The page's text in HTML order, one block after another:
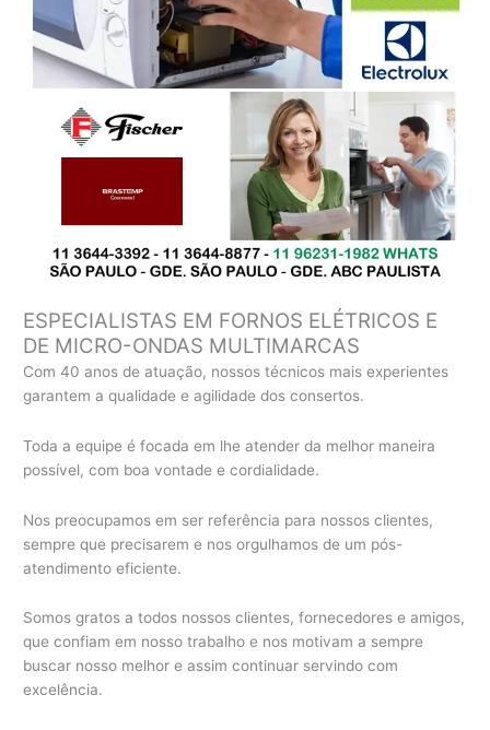
ESPECIALISTAS EM FORNOS ELÉTRICOS E
DE MICRO-ONDAS MULTIMARCAS
Com 40 anos de atuação, nossos técnicos mais experientes
garantem a qualidade e agilidade dos consertos.
Toda a equipe é focada em lhe atender da melhor maneira
possível, com boa vontade e cordialidade.
Nos preocupamos em ser referência para nossos clientes,
sempre que precisarem e nos orgulhamos de um pós-
atendimento eficiente.
Somos gratos a todos nossos clientes, fornecedores e amigos,
que confiam em nosso trabalho e nos motivam a sempre
buscar nosso melhor e assim continuar servindo com
excelência.